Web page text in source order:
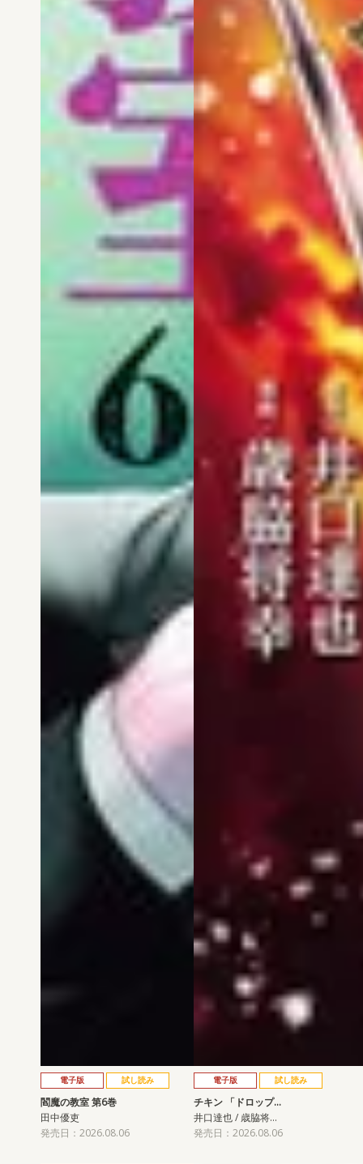
電子版 試し読み
閻魔の教室 第6巻
田中優吏
発売日：2026.08.06
電子版 試し読み
チキン 「ドロップ…
井口達也 / 歳脇将…
発売日：2026.08.06